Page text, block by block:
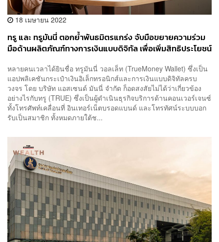
18 เมษายน 2022
ทรู และ ทรูมันนี่ ตอกย้ำพันธมิตรแกร่ง จับมือขยายความร่วม
มือด้านผลิตภัณฑ์ทางการเงินแบบดิจิทัล เพื่อเพิ่มสิทธิประโยชน์
หลายคนเวลาได้ยินชื่อ ทรูมันนี่ วอลเล็ท (TrueMoney Wallet) ซึ่งเป็น
แอปพลิเคชันกระเป๋าเงินอิเล็กทรอนิกส์และการเงินแบบดิจิทัลครบ
วงจร โดย บริษัท แอสเซนด์ มันนี่ จำกัด ก็อดสงสัยไม่ได้ว่าเกี่ยวข้อง
อย่างไรกับทรู (TRUE) ซึ่งเป็นผู้ดำเนินธุรกิจบริการด้านคอนเวอร์เจนซ์
ทั้งโทรศัพท์เคลื่อนที่ อินเทอร์เน็ตบรอดแบนด์ และโทรทัศน์ระบบบอก
รับเป็นสมาชิก ทั้งหมดภายใต้ช...